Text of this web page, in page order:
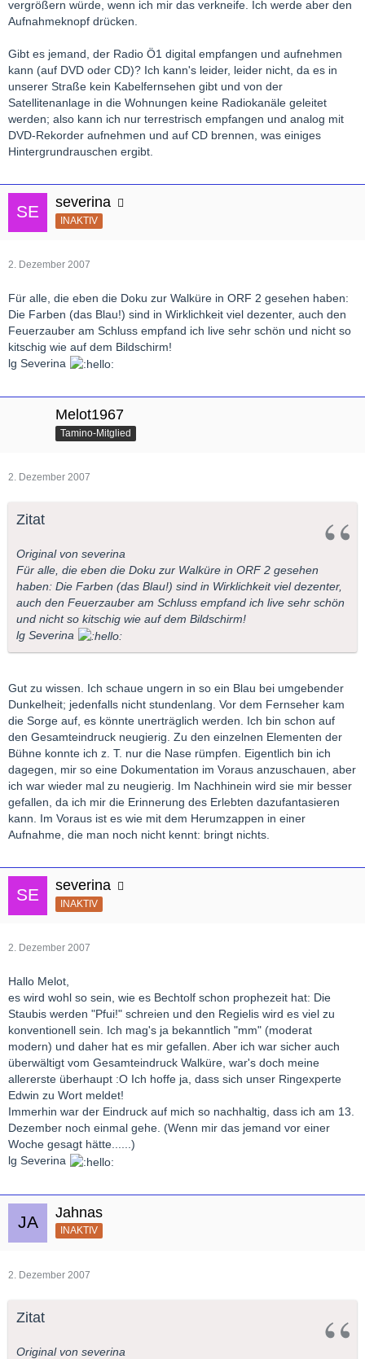
vergrößern würde, wenn ich mir das verkneife. Ich werde aber den
Aufnahmeknopf drücken.
Gibt es jemand, der Radio Ö1 digital empfangen und aufnehmen
kann (auf DVD oder CD)? Ich kann's leider, leider nicht, da es in
unserer Straße kein Kabelfernsehen gibt und von der
Satellitenanlage in die Wohnungen keine Radiokanäle geleitet
werden; also kann ich nur terrestrisch empfangen und analog mit
DVD-Rekorder aufnehmen und auf CD brennen, was einiges
Hintergrundrauschen ergibt.
severina
INAKTIV
2. Dezember 2007
Für alle, die eben die Doku zur Walküre in ORF 2 gesehen haben:
Die Farben (das Blau!) sind in Wirklichkeit viel dezenter, auch den
Feuerzauber am Schluss empfand ich live sehr schön und nicht so
kitschig wie auf dem Bildschirm!
lg Severina
Melot1967
Tamino-Mitglied
2. Dezember 2007
Zitat
Original von severina
Für alle, die eben die Doku zur Walküre in ORF 2 gesehen
haben: Die Farben (das Blau!) sind in Wirklichkeit viel dezenter,
auch den Feuerzauber am Schluss empfand ich live sehr schön
und nicht so kitschig wie auf dem Bildschirm!
lg Severina
Gut zu wissen. Ich schaue ungern in so ein Blau bei umgebender
Dunkelheit; jedenfalls nicht stundenlang. Vor dem Fernseher kam
die Sorge auf, es könnte unerträglich werden. Ich bin schon auf
den Gesamteindruck neugierig. Zu den einzelnen Elementen der
Bühne konnte ich z. T. nur die Nase rümpfen. Eigentlich bin ich
dagegen, mir so eine Dokumentation im Voraus anzuschauen, aber
ich war wieder mal zu neugierig. Im Nachhinein wird sie mir besser
gefallen, da ich mir die Erinnerung des Erlebten dazufantasieren
kann. Im Voraus ist es wie mit dem Herumzappen in einer
Aufnahme, die man noch nicht kennt: bringt nichts.
severina
INAKTIV
2. Dezember 2007
Hallo Melot,
es wird wohl so sein, wie es Bechtolf schon prophezeit hat: Die
Staubis werden "Pfui!" schreien und den Regielis wird es viel zu
konventionell sein. Ich mag's ja bekanntlich "mm" (moderat
modern) und daher hat es mir gefallen. Aber ich war sicher auch
überwältigt vom Gesamteindruck Walküre, war's doch meine
allererste überhaupt :O Ich hoffe ja, dass sich unser Ringexperte
Edwin zu Wort meldet!
Immerhin war der Eindruck auf mich so nachhaltig, dass ich am 13.
Dezember noch einmal gehe. (Wenn mir das jemand vor einer
Woche gesagt hätte......)
lg Severina
Jahnas
INAKTIV
2. Dezember 2007
Zitat
Original von severina